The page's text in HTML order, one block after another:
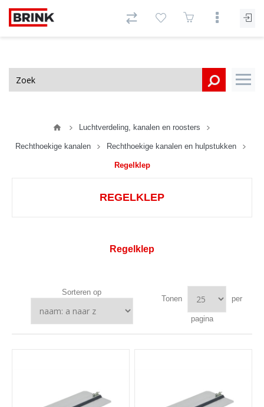
Luchtverdeling, kanalen en roosters
Rechthoekige kanalen Rechthoekige kanalen en hulpstukken
Regelklep
REGELKLEP
Regelklep
Sorteren op
Tonen per
pagina